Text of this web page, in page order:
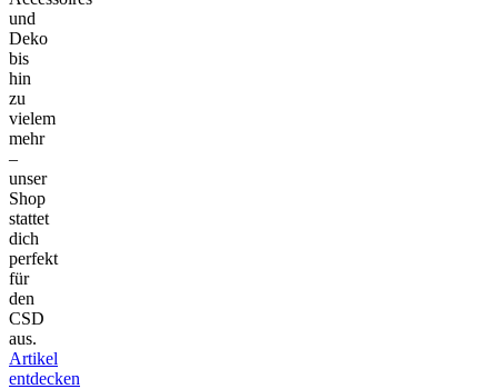
und
Deko
bis
hin
zu
vielem
mehr
–
unser
Shop
stattet
dich
perfekt
für
den
CSD
aus.
Artikel
entdecken